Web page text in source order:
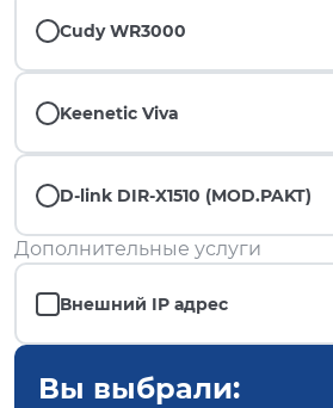
Cudy WR3000
Keenetic Viva
D-link DIR-X1510 (MOD.PAKT)
Дополнительные услуги
Внешний IP адрес
Вы выбрали: